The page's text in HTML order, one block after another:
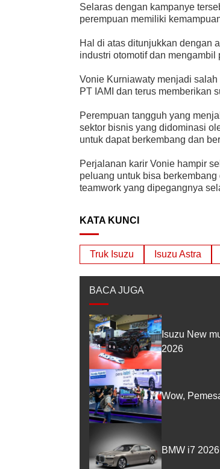
Selaras dengan kampanye
perempuan memiliki
Hal di atas ditunjukkan dengan
industri otomotif dan mengambil
Vonie Kurniawaty menjadi
PT IAMI dan terus memberikan
Perempuan tangguh yang
sektor bisnis yang didominasi
untuk dapat berkembang dan
Perjalanan karir Vonie hampir
peluang untuk bisa
teamwork yang dipegangnya
KATA KUNCI
Truk Isuzu Isuzu Astra
BACA JUGA
Isuzu New
2026
Wow,
BMW i7